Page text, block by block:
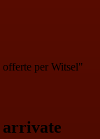
per Witsel"